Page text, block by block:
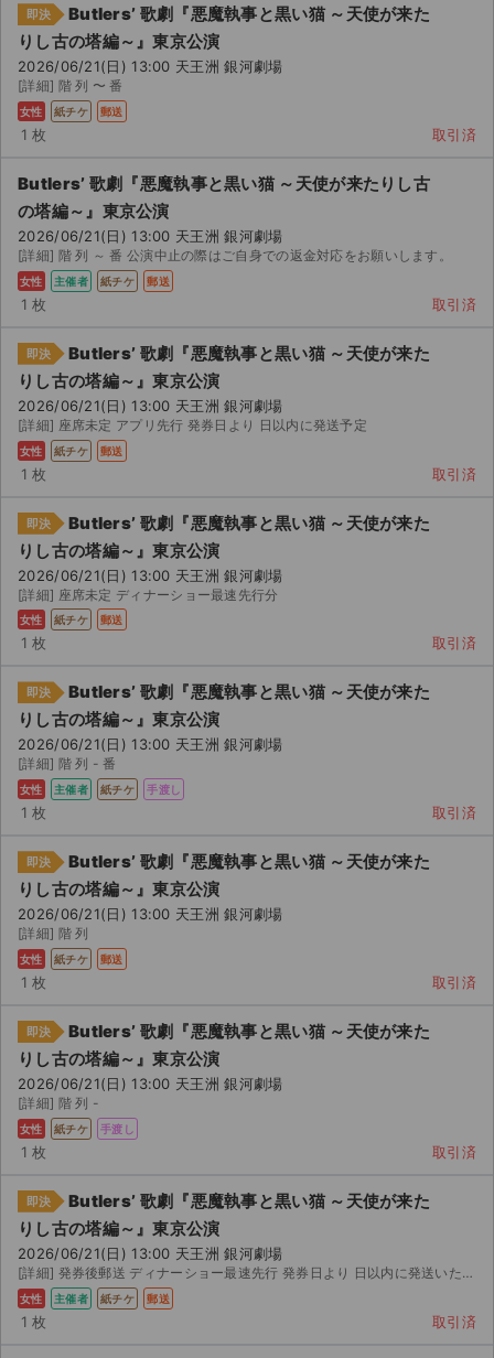
即決
Butlers’ 歌劇『悪魔執事と黒い猫 ～天使が来た
りし古の塔編～』東京公演
2026/06/21(日) 13:00 天王洲 銀河劇場
[詳細] 階 列 〜 番
女性 紙チケ 郵送
1 枚 取引済
Butlers’ 歌劇『悪魔執事と黒い猫 ～天使が来たりし古
の塔編～』東京公演
2026/06/21(日) 13:00 天王洲 銀河劇場
[詳細] 階 列 ～ 番 公演中止の際はご自身での返金対応をお願いします。
女性 主催者 紙チケ 郵送
1 枚 取引済
即決
Butlers’ 歌劇『悪魔執事と黒い猫 ～天使が来た
りし古の塔編～』東京公演
2026/06/21(日) 13:00 天王洲 銀河劇場
[詳細] 座席未定 アプリ先行 発券日より 日以内に発送予定
女性 紙チケ 郵送
1 枚 取引済
即決
Butlers’ 歌劇『悪魔執事と黒い猫 ～天使が来た
りし古の塔編～』東京公演
2026/06/21(日) 13:00 天王洲 銀河劇場
[詳細] 座席未定 ディナーショー最速先行分
女性 紙チケ 郵送
1 枚 取引済
即決
Butlers’ 歌劇『悪魔執事と黒い猫 ～天使が来た
りし古の塔編～』東京公演
2026/06/21(日) 13:00 天王洲 銀河劇場
[詳細] 階 列 - 番
女性 主催者 紙チケ 手渡し
1 枚 取引済
即決
Butlers’ 歌劇『悪魔執事と黒い猫 ～天使が来た
りし古の塔編～』東京公演
2026/06/21(日) 13:00 天王洲 銀河劇場
[詳細] 階 列
女性 紙チケ 郵送
1 枚 取引済
即決
Butlers’ 歌劇『悪魔執事と黒い猫 ～天使が来た
りし古の塔編～』東京公演
2026/06/21(日) 13:00 天王洲 銀河劇場
[詳細] 階 列 -
女性 紙チケ 手渡し
1 枚 取引済
即決
Butlers’ 歌劇『悪魔執事と黒い猫 ～天使が来た
りし古の塔編～』東京公演
2026/06/21(日) 13:00 天王洲 銀河劇場
[詳細] 発券後郵送 ディナーショー最速先行 発券日より 日以内に発送いたします。
女性 主催者 紙チケ 郵送
1 枚 取引済